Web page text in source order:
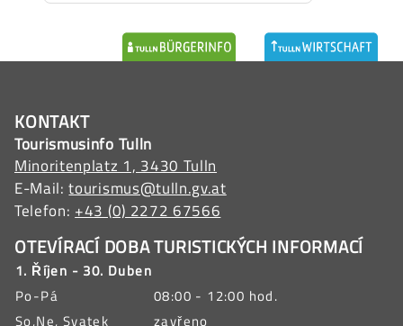
KONTAKT
Tourismusinfo Tulln
Minoritenplatz 1, 3430 Tulln
E-Mail:tourismus@tulln.gv.at
Telefon:+43 (0) 2272 67566
OTEVÍRACÍ DOBA TURISTICKÝCH INFORMACÍ
1. Říjen - 30. Duben
Po-Pá
08:00 - 12:00 hod.
So,Ne, Svatek
zavřeno